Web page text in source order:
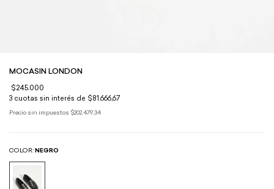
MOCASIN LONDON
$245.000
3 cuotas sin interés de $81.666,67
Precio sin impuestos $202.479,34
COLOR: NEGRO